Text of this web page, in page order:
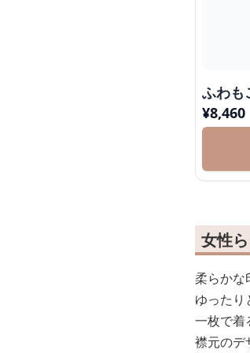
ふわも
¥8,460
女性
柔らかな
ゆったり
一枚で着
襟元のデ